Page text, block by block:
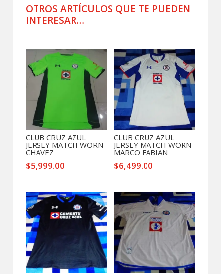
FINAL
CAMPEON
cantidad
OTROS ARTÍCULOS QUE TE PUEDEN
INTERESAR…
CLUB CRUZ AZUL
JERSEY MATCH WORN
CHAVEZ
$5,999.00
CLUB CRUZ AZUL
JERSEY MATCH WORN
MARCO FABIAN
$6,499.00